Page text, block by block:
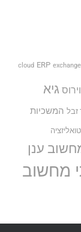
cloud ERP exchange
גיא
זבל המשכיות
ענן
מחשוב